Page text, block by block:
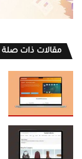
مقالات ذات صلة